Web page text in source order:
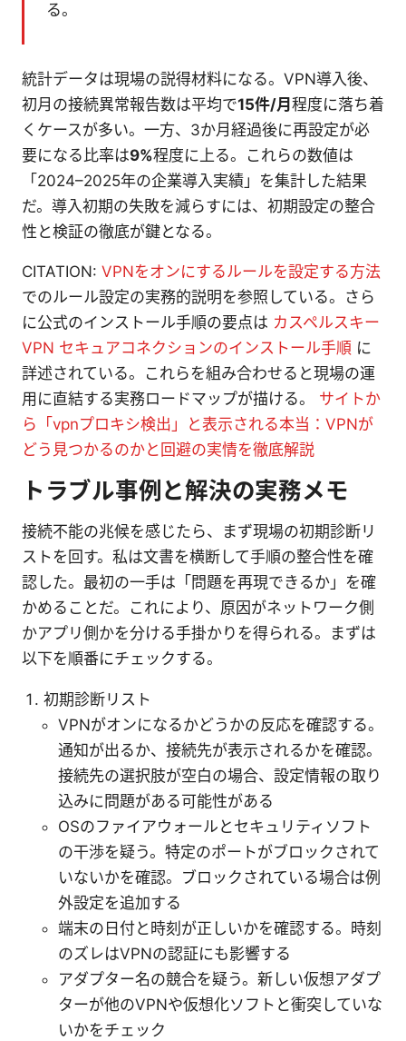
る。
統計データは現場の説得材料になる。VPN導入後、
初月の接続異常報告数は平均で15件/月 程度に落ち着
くケースが多い。一方、3か月経過後に再設定が必
要になる比率は9%程度に上る。これらの数値は
「2024–2025年の企業導入実績」を集計した結果
だ。導入初期の失敗を減らすには、初期設定の整合
性と検証の徹底が鍵となる。
CITATION: VPNをオンにするルールを設定する方法
でのルール設定の実務的説明を参照している。さら
に公式のインストール手順の要点は カスペルスキー
VPN セキュアコネクションのインストール手順 に
詳述されている。これらを組み合わせると現場の運
用に直結する実務ロードマップが描ける。 サイトか
ら「vpnプロキシ検出」と表示される本当：VPNが
どう見つかるのかと回避の実情を徹底解説
トラブル事例と解決の実務メモ
接続不能の兆候を感じたら、まず現場の初期診断リ
ストを回す。私は文書を横断して手順の整合性を確
認した。最初の一手は「問題を再現できるか」を確
かめることだ。これにより、原因がネットワーク側
かアプリ側かを分ける手掛かりを得られる。まずは
以下を順番にチェックする。
初期診断リスト
VPNがオンになるかどうかの反応を確認する。
通知が出るか、接続先が表示されるかを確認。
接続先の選択肢が空白の場合、設定情報の取り
込みに問題がある可能性がある
OSのファイアウォールとセキュリティソフト
の干渉を疑う。特定のポートがブロックされて
いないかを確認。ブロックされている場合は例
外設定を追加する
端末の日付と時刻が正しいかを確認する。時刻
のズレはVPNの認証にも影響する
アダプター名の競合を疑う。新しい仮想アダプ
ターが他のVPNや仮想化ソフトと衝突していな
いかをチェック